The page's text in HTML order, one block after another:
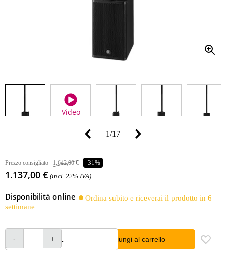
Video
1/17
Prezzo consigliato 1.642,00 € -31%
1.137,00 € (incl. 22% IVA)
Disponibilità online
Ordina subito e riceverai il prodotto in 6
settimane
Aggiungi al carrello